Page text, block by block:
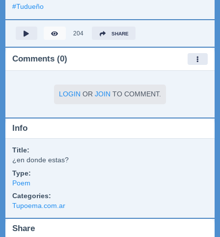
#Tudueño
204 SHARE
Comments (0)
LOGIN OR JOIN TO COMMENT.
Info
Title:
¿en donde estas?
Type:
Poem
Categories:
Tupoema.com.ar
Share